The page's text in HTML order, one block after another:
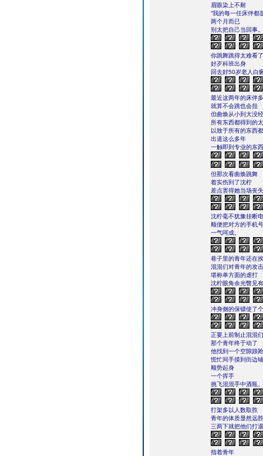
眉眼染上不耐
“我的每一任床伴都
两个月而已
别太把自己当回事。
你跳舞跳得太难看了
好歹科班出身
回去好50岁老人白
最近这两年的床伴
就算不会跳也会扭
但曲焕从小到大没
所有东西都得到的
以致于所有的东西
出道这么多年
一触即到专业的东
但那次看曲焕跳舞
着实伤到了沈柠
差点害得她当场丧
沈柠毫不犹豫挂断
顺便把对方的手机
一气呵成。
巷子里的青年还在
混混们对青年的攻
堪称单方面的虐打
沈柠眼角余光瞥见
冲身侧的保镖使了
正要上前制止混混
那个青年终于动了
他找到一个空隙踉
慌忙间手摸到街边
顺势起身
一个挥手
挑飞混混手中酒瓶。
打架多以人数取胜
青年的体质显然远
三两下就把他们打
指着青年